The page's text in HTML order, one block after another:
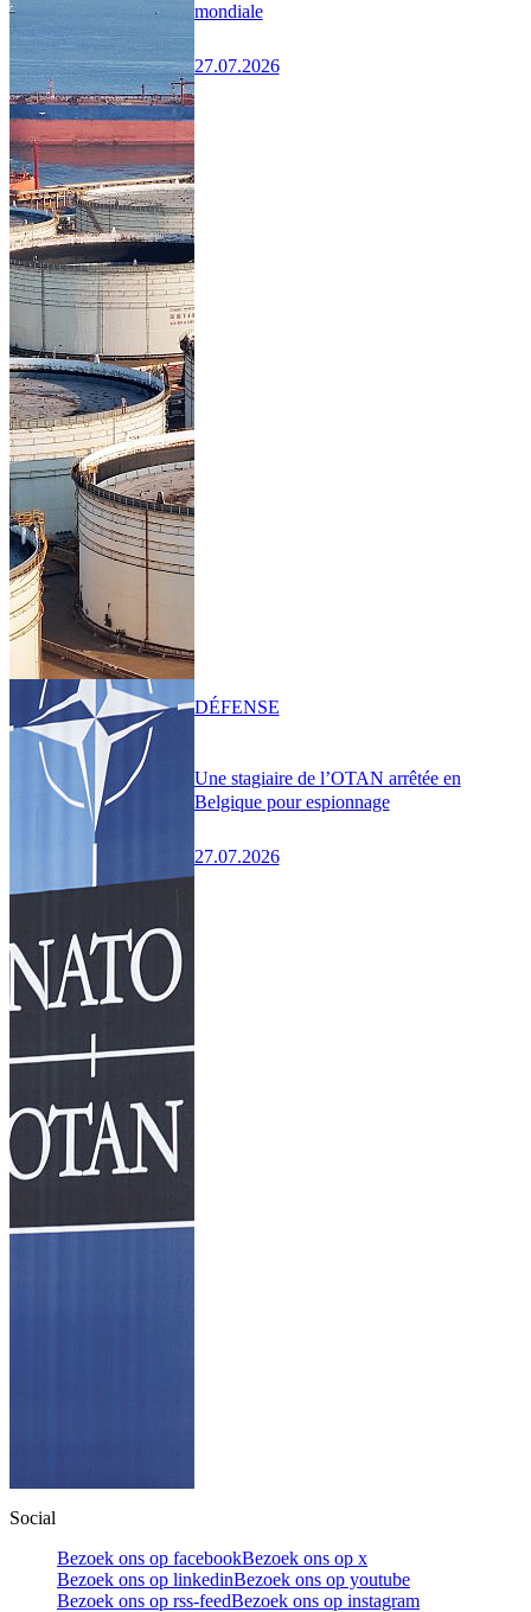
mondiale
27.07.2026
Une stagiaire de l’OTAN arrêtée en
Belgique pour espionnage
27.07.2026
DÉFENSE
Social
Bezoek ons op facebookBezoek ons op x
Bezoek ons op linkedinBezoek ons op youtube
Bezoek ons op rss-feedBezoek ons op instagram